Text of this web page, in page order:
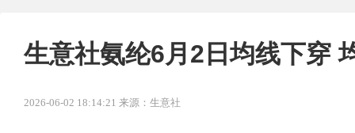
生意社氨纶6月2日均线下穿
2026-06-02 18:14:21 来源：生意社